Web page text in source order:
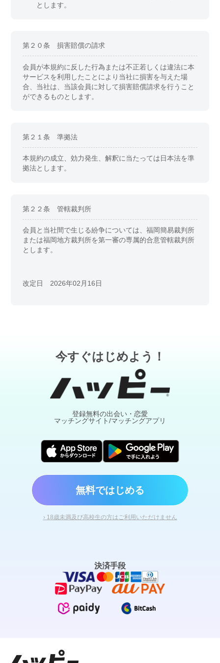
とします。
第２０条 損害賠償の請求
会員が本規約に反した行為または不正若しくは違法に本
サービスを利用したことにより当社に損害を与えた場
合、当社は、当該会員に対して損害賠償請求を行うこと
ができるものとします。
第２１条 準拠法
本規約の成立、効力発生、解釈に当たっては日本法を準
拠法とします。
第２２条 管轄裁判所
会員と当社間で生じる紛争については、福岡簡易裁判所
または福岡地方裁判所を第一審の専属的合意管轄裁判所
とします。
改定日 2026年02月16日
今すぐはじめよう！
登録無料の出会い・恋愛
マッチングサイト/マッチングアプリ
無料ではじめる
› 18歳未満及び高校生の方はご利用いただけません
決済手段